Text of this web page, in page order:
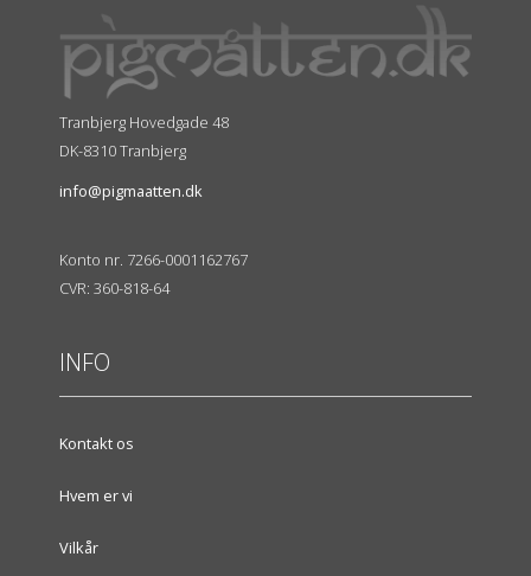
Tranbjerg Hovedgade 48
DK-8310 Tranbjerg
info@pigmaatten.dk
Konto nr. 7266-0001162767
CVR: 360-818-64
INFO
Kontakt os
Hvem er vi
Vilkår